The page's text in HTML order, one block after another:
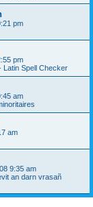
pm
pm
Latin Spell Checker
am
am
9:35 am
an darn vrasañ